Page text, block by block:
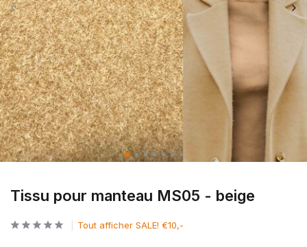
Tissu pour manteau MS05 - beige
Tout afficher SALE! €10,-